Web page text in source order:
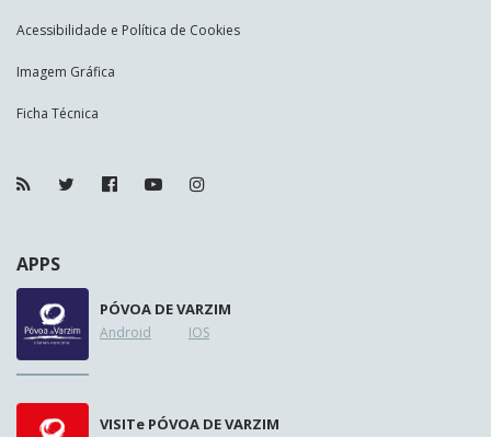
Acessibilidade e Política de Cookies
Imagem Gráfica
Ficha Técnica
APPS
PÓVOA DE VARZIM
Android IOS
VISITe PÓVOA DE VARZIM